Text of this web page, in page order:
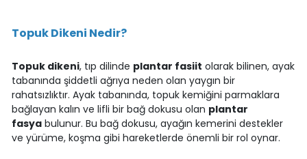
Topuk Dikeni Nedir?
Topuk dikeni, tıp dilinde plantar fasiit olarak bilinen, ayak
tabanında şiddetli ağrıya neden olan yaygın bir
rahatsızlıktır. Ayak tabanında, topuk kemiğini parmaklara
bağlayan kalın ve lifli bir bağ dokusu olan plantar
fasyabulunur. Bu bağ dokusu, ayağın kemerini destekler
ve yürüme, koşma gibi hareketlerde önemli bir rol oynar.